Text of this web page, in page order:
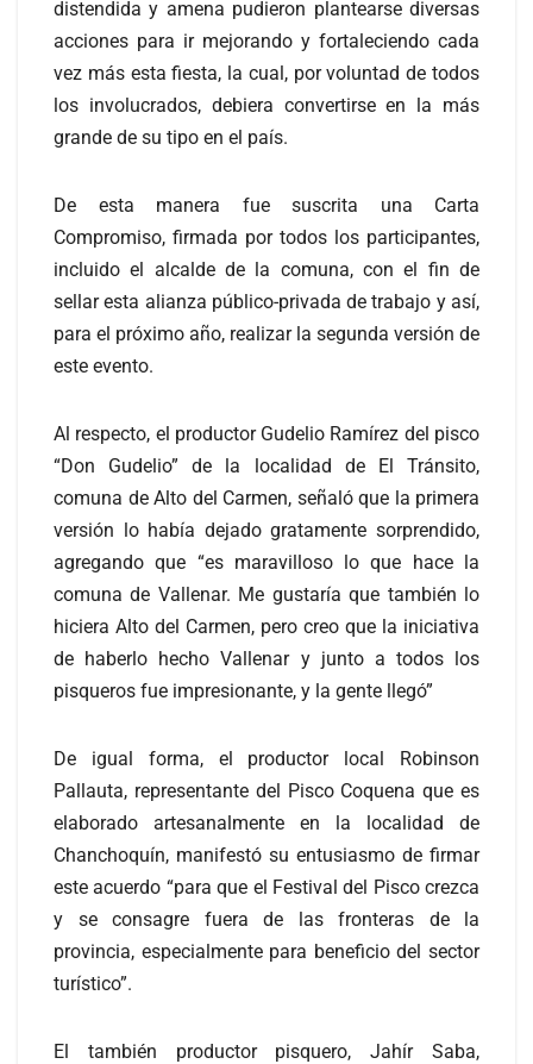
distendida y amena pudieron plantearse diversas
acciones para ir mejorando y fortaleciendo cada
vez más esta fiesta, la cual, por voluntad de todos
los involucrados, debiera convertirse en la más
grande de su tipo en el país.
De esta manera fue suscrita una Carta
Compromiso, firmada por todos los participantes,
incluido el alcalde de la comuna, con el fin de
sellar esta alianza público-privada de trabajo y así,
para el próximo año, realizar la segunda versión de
este evento.
Al respecto, el productor Gudelio Ramírez del pisco
“Don Gudelio” de la localidad de El Tránsito,
comuna de Alto del Carmen, señaló que la primera
versión lo había dejado gratamente sorprendido,
agregando que “es maravilloso lo que hace la
comuna de Vallenar. Me gustaría que también lo
hiciera Alto del Carmen, pero creo que la iniciativa
de haberlo hecho Vallenar y junto a todos los
pisqueros fue impresionante, y la gente llegó”
De igual forma, el productor local Robinson
Pallauta, representante del Pisco Coquena que es
elaborado artesanalmente en la localidad de
Chanchoquín, manifestó su entusiasmo de firmar
este acuerdo “para que el Festival del Pisco crezca
y se consagre fuera de las fronteras de la
provincia, especialmente para beneficio del sector
turístico”.
El también productor pisquero, Jahír Saba,